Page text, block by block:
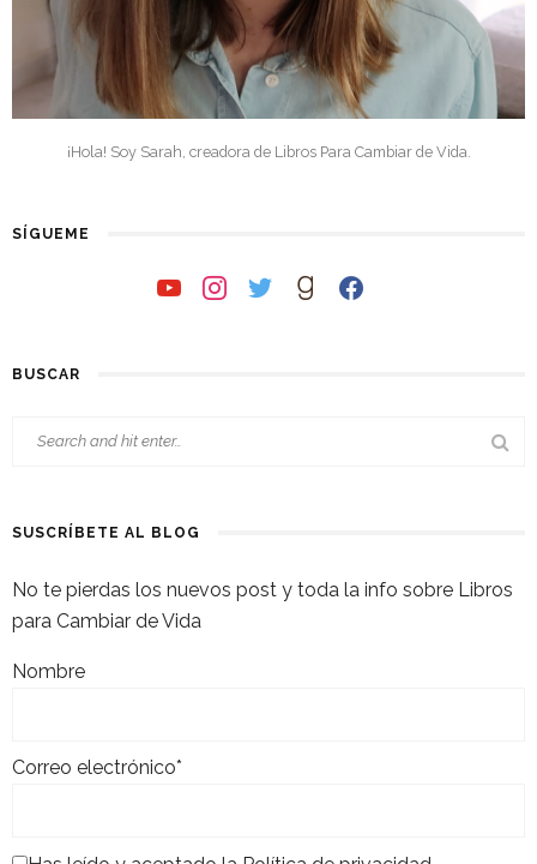
¡Hola! Soy Sarah, creadora de Libros Para Cambiar de Vida.
SÍGUEME
youtubeinstagramtwittergoodreadsfacebook
BUSCAR
SUSCRÍBETE AL BLOG
No te pierdas los nuevos post y toda la info sobre Libros
para Cambiar de Vida
Nombre
Correo electrónico*